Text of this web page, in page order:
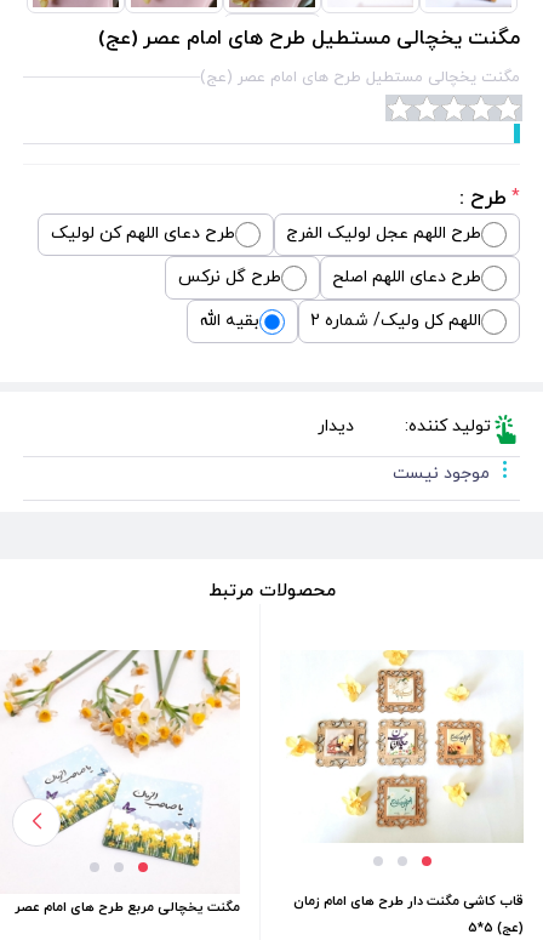
مگنت یخچالی مستطیل طرح های امام عصر (عج)
مگنت یخچالی مستطیل طرح های امام عصر (عج)
* طرح :
طرح اللهم عجل لولیک الفرج
طرح دعای اللهم کن لولیک
طرح دعای اللهم اصلح
طرح گل نرکس
اللهم کل ولیک/ شماره 2
بقیه الله
تولید کننده: دیدار
موجود نیست
محصولات مرتبط
قاب کاشی مگنت دار طرح های امام زمان
(عج) 5*5
مگنت یخچالی مربع طرح های امام عصر